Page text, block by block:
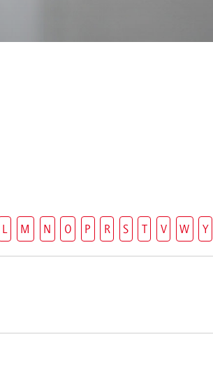
L M N O P R S T V W Y